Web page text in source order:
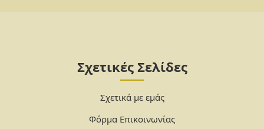
Σχετικές Σελίδες
Σχετικά με εμάς
Φόρμα Επικοινωνίας